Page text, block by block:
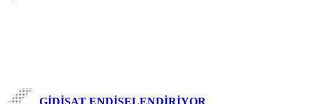
GİDİŞAT ENDİŞELENDİRİYOR